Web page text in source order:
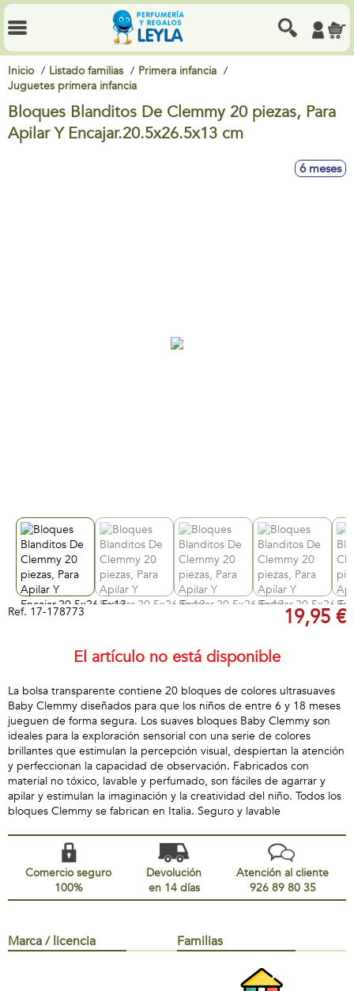
Inicio Listado familias
Primera infancia
Juguetes primera infancia
Bloques Blanditos De Clemmy 20 piezas, Para
Apilar Y Encajar.20.5x26.5x13 cm
6 meses
Ref. 17-178773 19,95 €
El artículo no está disponible
La bolsa transparente contiene 20 bloques de colores ultrasuaves
Baby Clemmy diseñados para que los niños de entre 6 y 18 meses
jueguen de forma segura. Los suaves bloques Baby Clemmy son
ideales para la exploración sensorial con una serie de colores
brillantes que estimulan la percepción visual, despiertan la atención
y perfeccionan la capacidad de observación. Fabricados con
material no tóxico, lavable y perfumado, son fáciles de agarrar y
apilar y estimulan la imaginación y la creatividad del niño. Todos los
bloques Clemmy se fabrican en Italia. Seguro y lavable
Comercio seguro
100%
Devolución
en 14 días
Atención al cliente
926 89 80 35
Marca / licencia Familias